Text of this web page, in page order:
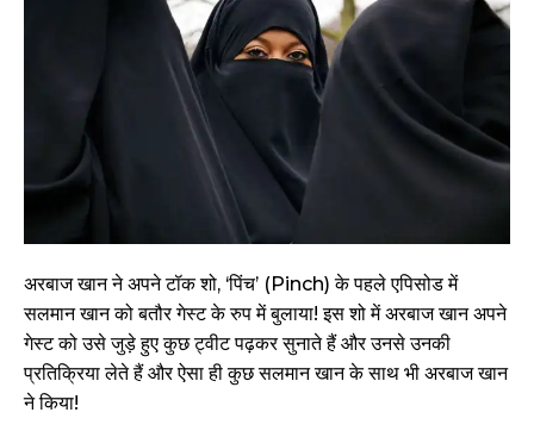
अरबाज खान ने अपने टॉक शो, ‘पिंच’ (Pinch) के पहले एपिसोड में
सलमान खान को बतौर गेस्ट के रुप में बुलाया! इस शो में अरबाज खान अपने
गेस्ट को उसे जुड़े हुए कुछ ट्वीट पढ़कर सुनाते हैं और उनसे उनकी
प्रतिक्रिया लेते हैं और ऐसा ही कुछ सलमान खान के साथ भी अरबाज खान
ने किया!